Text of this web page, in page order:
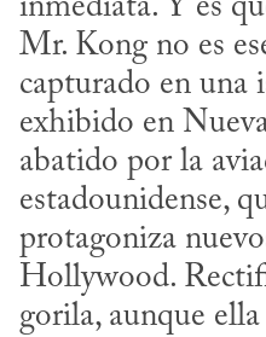
inmediata. Y es
Mr. Kong no es
capturado en una
exhibido en
abatido por la
estadounidense,
protagoniza
Hollywood.
gorila, aunque